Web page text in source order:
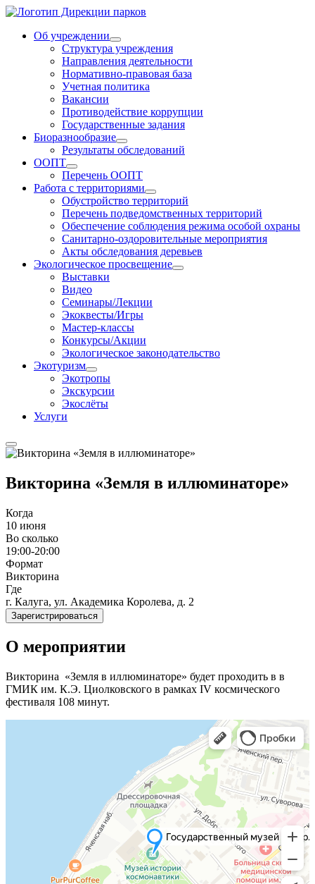
Об учреждении
Структура учреждения
Направления деятельности
Нормативно-правовая база
Учетная политика
Вакансии
Противодействие коррупции
Государственные задания
Биоразнообразие
Результаты обследований
ООПТ
Перечень ООПТ
Работа с территориями
Обустройство территорий
Перечень подведомственных территорий
Обеспечение соблюдения режима особой охраны
Санитарно-оздоровительные мероприятия
Акты обследования деревьев
Экологическое просвещение
Выставки
Видео
Семинары/Лекции
Экоквесты/Игры
Мастер-классы
Конкурсы/Акции
Экологическое законодательство
Экотуризм
Экотропы
Экскурсии
Экослёты
Услуги
Викторина «Земля в иллюминаторе»
Когда
10 июня
Во сколько
19:00-20:00
Формат
Викторина
Где
г. Калуга, ул. Академика Королева, д. 2
Зарегистрироваться
О мероприятии
Викторина «Земля в иллюминаторе» будет проходить в в
ГМИК им. К.Э. Циолковского в рамках IV космического
фестиваля 108 минут.